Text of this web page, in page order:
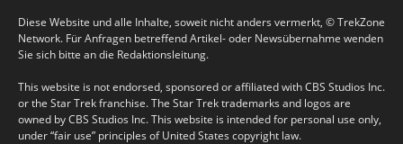
Diese Website und alle Inhalte, soweit nicht anders vermerkt, © TrekZone
Network. Für Anfragen betreffend Artikel- oder Newsübernahme wenden
Sie sich bitte an die Redaktionsleitung.
This website is not endorsed, sponsored or affiliated with CBS Studios Inc.
or the Star Trek franchise. The Star Trek trademarks and logos are
owned by CBS Studios Inc. This website is intended for personal use only,
under “fair use” principles of United States copyright law.